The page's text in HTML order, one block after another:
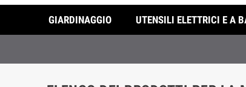
GIARDINAGGIO UTENSILI ELETTRICI E A